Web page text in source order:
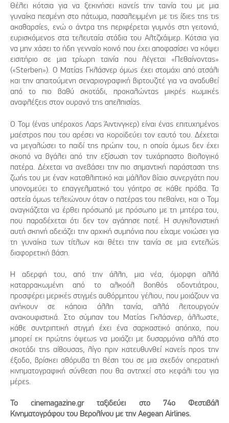
Θέλει κότσια για να ξεκινήσει κανείς την ταινία του με μια
γυναίκα πεσμένη στο πάτωμα, πασαλειμμένη με τις ίδιες της τις
ακαθαρσίες, ενώ ο άντρα της περιφέρεται γυμνός στη γειτονιά,
ευρισκόμενος στα τελευταία στάδια του Αλτζχάιμερ. Κότσια για
να μην χάσει το ήδη γενναίο κοινό που έχει αποφασίσει να κόψει
εισιτήριο σε μια τρίωρη ταινία που λέγεται «Πεθαίνοντας»
(«Sterben»). Ο Ματίας Γκλάσνερ όμως έχει στομάχι από ατσάλι
και την απαιτούμενη σεναριογραφική βιρτουζιτέ για να αναδυθεί
από το πιο βαθύ σκοτάδι, προκαλώντας μικρές κωμικές
αναφλέξεις στον ουρανό της απελπισίας.
Ο Τομ (ένας υπέροχος Λαρς Άιντινγκερ) είναι ένας επιτυχημένος
μαέστρος που του αρέσει να κοροϊδεύει τον εαυτό του. Δέχεται
να μεγαλώσει το παιδί της πρώην του, η οποία όμως δεν έχει
σκοπό να βγάλει από την εξίσωση τον τυχάρπαστο βιολογικό
πατέρα. Δέχεται να ανεβάσει την πιο σημαντική παράσταση της
ζωής του με έναν καταθλιπτικό και μάλλον βίαιο συνεργάτη που
υπονομεύει το επαγγελματικό του γόητρο σε κάθε πρόβα. Τα
αστεία όμως τελειώνουν όταν ο πατέρας του πεθαίνει, και ο Τομ
αναγκάζεται να έρθει πρόσωπό με πρόσωπο με τη μητέρα του,
που παραδέχεται ότι δεν τον αγάπησε ποτέ. Η συγκλονιστική
αυτή σκηνή αδειάζει την αρχική συμπόνια που είχαμε νοιώσει για
τη γυναίκα των τίτλων και θέτει την ταινία σε μια εντελώς
διαφορετική βάση.
Η αδερφή του, από την άλλη, μια νέα, όμορφη αλλά
καταρρακωμένη από το αλκοόλ βοηθός οδοντιάτρου,
προσφέρει μερικές στιγμές αυθόρμητου γέλιου, που μοιάζουν να
ανήκουν σε κάποια άλλη ταινία, αλλά λειτουργούν
ανακουφιστικά. Στο σύμπαν του Ματίας Γκλάσνερ, άλλωστε,
κάθε συντριπτική στιγμή έχει ένα σαρκαστικό απόηχο, που
μπορεί εκ πρώτης όψεως να μοιάζει με δυσαρμόνια αλλά στο
σκοτάδι της αίθουσας, λίγο πριν κατευθυνθεί κανείς προς την
έξοδο, βρίσκει αθόρυβα τη θέση του σε μια σχεδόν οπερατική
κινηματογραφική σύνθεση που θα αντηχεί στο κεφάλι του για
μέρες.
Το cinemagazine.gr ταξιδεύει στο 74o Φεστιβάλ
Κινηματογράφου του Βερολίνου με την Aegean Airlines.